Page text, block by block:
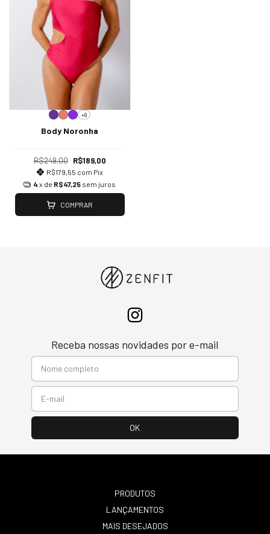
+8
Body Noronha
R$249,00 R$189,00
R$179,55 com Pix
4 x de R$47,25 sem juros
COMPRAR
Receba nossas novidades por e-mail
PRODUTOS
LANÇAMENTOS
MAIS DESEJADOS